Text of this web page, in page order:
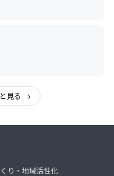
見る
り・地域活性化